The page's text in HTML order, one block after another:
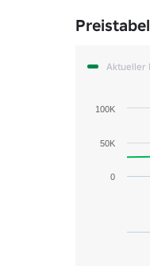
Aktueller
0
50K
100K